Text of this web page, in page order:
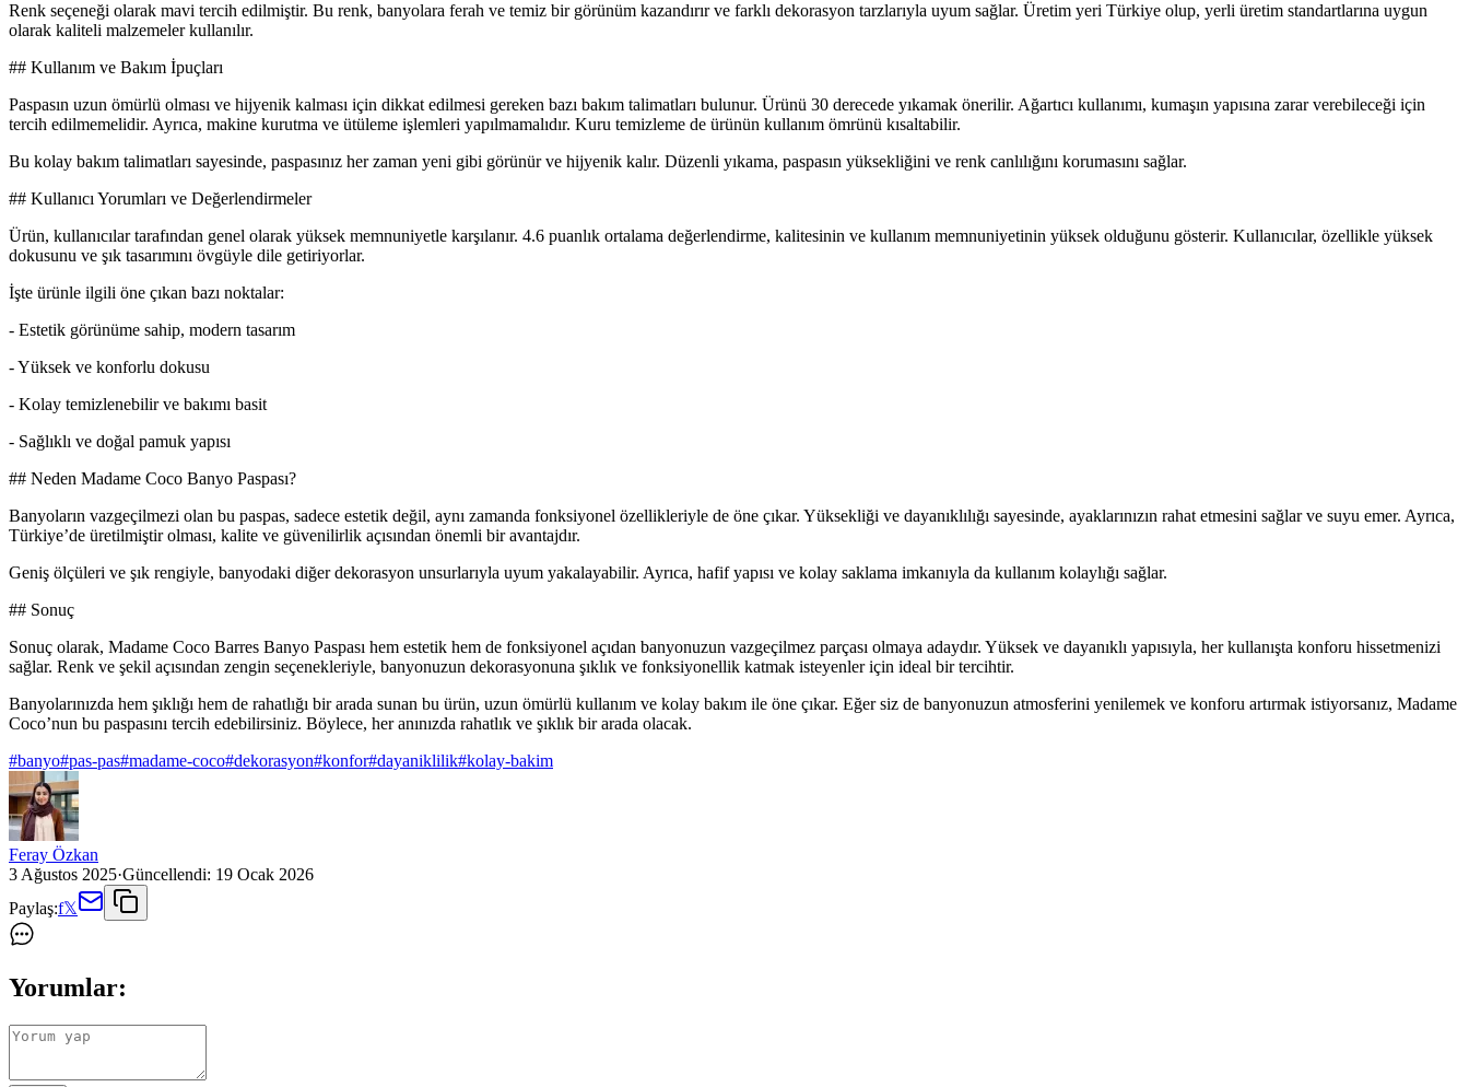
Renk seçeneği olarak mavi tercih edilmiştir. Bu renk, banyolara ferah ve temiz bir görünüm kazandırır ve farklı dekorasyon tarzlarıyla uyum sağlar. Üretim yeri Türkiye olup, yerli üretim standartlarına uygun
olarak kaliteli malzemeler kullanılır.
## Kullanım ve Bakım İpuçları
Paspasın uzun ömürlü olması ve hijyenik kalması için dikkat edilmesi gereken bazı bakım talimatları bulunur. Ürünü 30 derecede yıkamak önerilir. Ağartıcı kullanımı, kumaşın yapısına zarar verebileceği için
tercih edilmemelidir. Ayrıca, makine kurutma ve ütüleme işlemleri yapılmamalıdır. Kuru temizleme de ürünün kullanım ömrünü kısaltabilir.
Bu kolay bakım talimatları sayesinde, paspasınız her zaman yeni gibi görünür ve hijyenik kalır. Düzenli yıkama, paspasın yüksekliğini ve renk canlılığını korumasını sağlar.
## Kullanıcı Yorumları ve Değerlendirmeler
Ürün, kullanıcılar tarafından genel olarak yüksek memnuniyetle karşılanır. 4.6 puanlık ortalama değerlendirme, kalitesinin ve kullanım memnuniyetinin yüksek olduğunu gösterir. Kullanıcılar, özellikle yüksek
dokusunu ve şık tasarımını övgüyle dile getiriyorlar.
İşte ürünle ilgili öne çıkan bazı noktalar:
- Estetik görünüme sahip, modern tasarım
- Yüksek ve konforlu dokusu
- Kolay temizlenebilir ve bakımı basit
- Sağlıklı ve doğal pamuk yapısı
## Neden Madame Coco Banyo Paspası?
Banyoların vazgeçilmezi olan bu paspas, sadece estetik değil, aynı zamanda fonksiyonel özellikleriyle de öne çıkar. Yüksekliği ve dayanıklılığı sayesinde, ayaklarınızın rahat etmesini sağlar ve suyu emer. Ayrıca,
Türkiye’de üretilmiştir olması, kalite ve güvenilirlik açısından önemli bir avantajdır.
Geniş ölçüleri ve şık rengiyle, banyodaki diğer dekorasyon unsurlarıyla uyum yakalayabilir. Ayrıca, hafif yapısı ve kolay saklama imkanıyla da kullanım kolaylığı sağlar.
## Sonuç
Sonuç olarak, Madame Coco Barres Banyo Paspası hem estetik hem de fonksiyonel açıdan banyonuzun vazgeçilmez parçası olmaya adaydır. Yüksek ve dayanıklı yapısıyla, her kullanışta konforu hissetmenizi
sağlar. Renk ve şekil açısından zengin seçenekleriyle, banyonuzun dekorasyonuna şıklık ve fonksiyonellik katmak isteyenler için ideal bir tercihtir.
Banyolarınızda hem şıklığı hem de rahatlığı bir arada sunan bu ürün, uzun ömürlü kullanım ve kolay bakım ile öne çıkar. Eğer siz de banyonuzun atmosferini yenilemek ve konforu artırmak istiyorsanız, Madame
Coco’nun bu paspasını tercih edebilirsiniz. Böylece, her anınızda rahatlık ve şıklık bir arada olacak.
#banyo#pas-pas#madame-coco#dekorasyon#konfor#dayaniklilik#kolay-bakim
Feray Özkan
3 Ağustos 2025·Güncellendi: 19 Ocak 2026
Paylaş:f𝕏
Yorumlar: